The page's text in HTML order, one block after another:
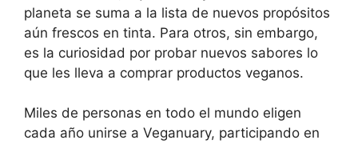
planeta se suma a la lista de nuevos propósitos
aún frescos en tinta. Para otros, sin embargo,
es la curiosidad por probar nuevos sabores lo
que les lleva a comprar productos veganos.
Miles de personas en todo el mundo eligen
cada año unirse a Veganuary, participando en